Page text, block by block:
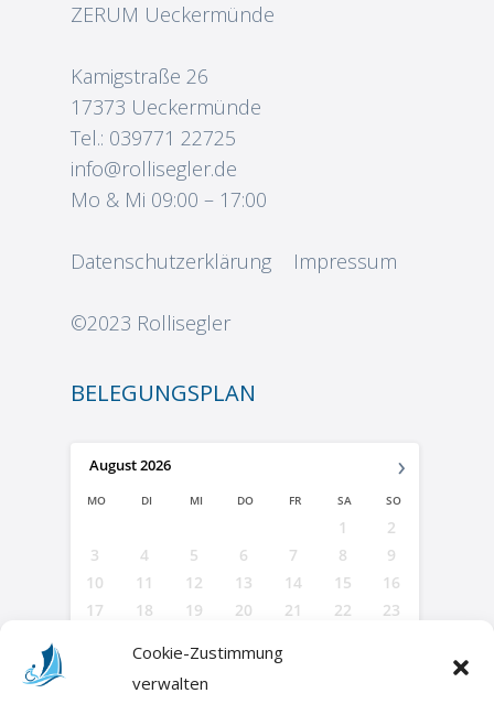
Cookie-Zustimmung
verwalten
ZERUM Ueckermünde
Kamigstraße 26
17373 Ueckermünde
Tel.: 039771 22725
info@rollisegler.de
Mo & Mi 09:00 – 17:00
Datenschutzerklärung Impressum
©2023 Rollisegler
BELEGUNGSPLAN
›
August2026
MO DI MI DO FR SA SO
1
2
3
4 5 6 7 8
9
10
11 12 13 14 15
16
17
18 19 20 21 22
23